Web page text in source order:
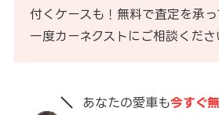
付くケースも！無料で査定を承っ
一度カーネクストにご相談くださ
あなたの愛車も今すぐ